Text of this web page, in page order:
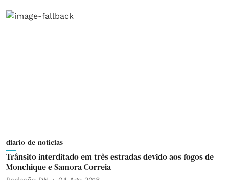
diario-de-noticias
Trânsito interditado em três estradas devido aos fogos de
Monchique e Samora Correia